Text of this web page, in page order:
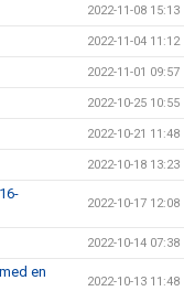
2022-11-08 15:13
2022-11-04 11:12
2022-11-01 09:57
2022-10-25 10:55
2022-10-21 11:48
2022-10-18 13:23
2022-10-17 12:08
2022-10-14 07:38
en
2022-10-13 11:48